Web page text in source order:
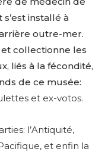
installé à
outre-mer.
et collectionne les
liés à la fécondité,
de ce musée:
et ex-votos.
l’Antiquité,
et enfin la